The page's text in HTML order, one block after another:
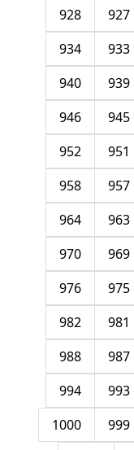
927
928
933
934
939
940
945
946
951
952
957
958
963
964
969
970
975
976
981
982
987
988
993
994
999
1000